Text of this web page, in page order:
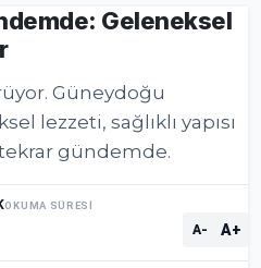
Geleneksel
Güneydoğu
lezzeti, sağlıklı yapısı
tekrar gündemde.
OKUMA SÜRESİ
A- A+